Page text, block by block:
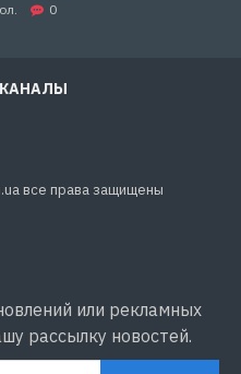
0
все права защищены
или рекламных
рассылку новостей.